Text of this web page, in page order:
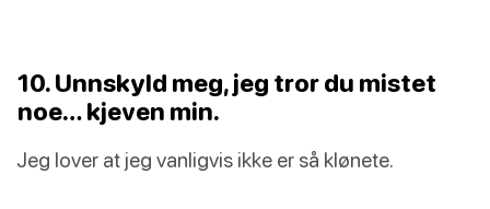
10. Unnskyld meg, jeg tror du mistet
noe… kjeven min.
Jeg lover at jeg vanligvis ikke er så klønete.